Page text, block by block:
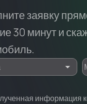
заявку
30 минут и
информация